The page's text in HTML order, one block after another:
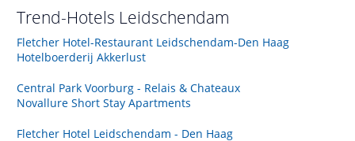
Trend-Hotels Leidschendam
Fletcher Hotel-Restaurant Leidschendam-Den Haag
Hotelboerderij Akkerlust
Central Park Voorburg - Relais & Chateaux
Novallure Short Stay Apartments
Fletcher Hotel Leidschendam - Den Haag